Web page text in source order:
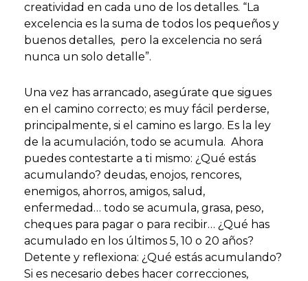
creatividad en cada uno de los detalles. “La
excelencia es la suma de todos los pequeños y
buenos detalles, pero la excelencia no será
nunca un solo detalle”.
Una vez has arrancado, asegúrate que sigues
en el camino correcto; es muy fácil perderse,
principalmente, si el camino es largo. Es la ley
de la acumulación, todo se acumula. Ahora
puedes contestarte a ti mismo: ¿Qué estás
acumulando? deudas, enojos, rencores,
enemigos, ahorros, amigos, salud,
enfermedad… todo se acumula, grasa, peso,
cheques para pagar o para recibir… ¿Qué has
acumulado en los últimos 5, 10 o 20 años?
Detente y reflexiona: ¿Qué estás acumulando?
Si es necesario debes hacer correcciones,